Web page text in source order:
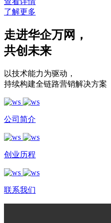
了解更多
走进华企万网 ，
共创未来
以技术能力为驱动 ，
持续构建全链路营销解决方案
公司简介
创业历程
联系我们